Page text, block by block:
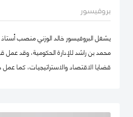
بروفيسور
يشغل البروفيسور خالد الوزني منصب
محمد بن راشد للإدارة الحكومية، وقد
سابقا كبير الاقتصاديين/خبير ومحلل